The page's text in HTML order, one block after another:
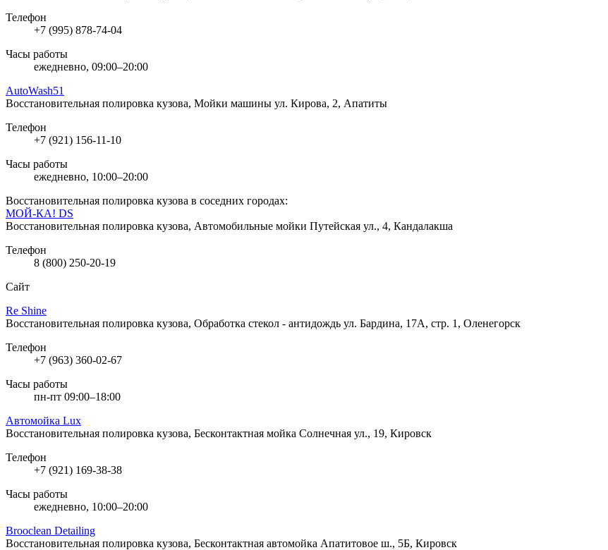
Телефон
+7 (995) 878-74-04
Часы работы
ежедневно, 09:00–20:00
AutoWash51
Восстановительная полировка кузова, Мойки машины ул. Кирова, 2, Апатиты
Телефон
+7 (921) 156-11-10
Часы работы
ежедневно, 10:00–20:00
Восстановительная полировка кузова в соседних городах:
МОЙ-КА! DS
Восстановительная полировка кузова, Автомобильные мойки Путейская ул., 4, Кандалакша
Телефон
8 (800) 250-20-19
Сайт
Re Shine
Восстановительная полировка кузова, Обработка стекол - антидождь ул. Бардина, 17А, стр. 1, Оленегорск
Телефон
+7 (963) 360-02-67
Часы работы
пн-пт 09:00–18:00
Автомойка Lux
Восстановительная полировка кузова, Бесконтактная мойка Солнечная ул., 19, Кировск
Телефон
+7 (921) 169-38-38
Часы работы
ежедневно, 10:00–20:00
Brooclean Detailing
Восстановительная полировка кузова, Бесконтактная автомойка Апатитовое ш., 5Б, Кировск